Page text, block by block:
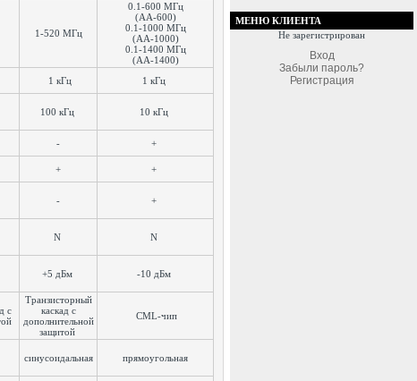
1-520 МГц
0.1-600 МГц
(AA-600)
0.1-1000 МГц
(AA-1000)
0.1-1400 МГц
(AA-1400)
1 кГц
1 кГц
100 кГц 10 кГц
-
+
+
+
- +
N N
+5 дБм -10 дБм
с
Транзисторный
каскад с
дополнительной
защитой
CML-чип
синусоидальная прямоугольная
МЕНЮ КЛИЕНТА
Не зарегистрирован
Вход
Забыли пароль?
Регистрация